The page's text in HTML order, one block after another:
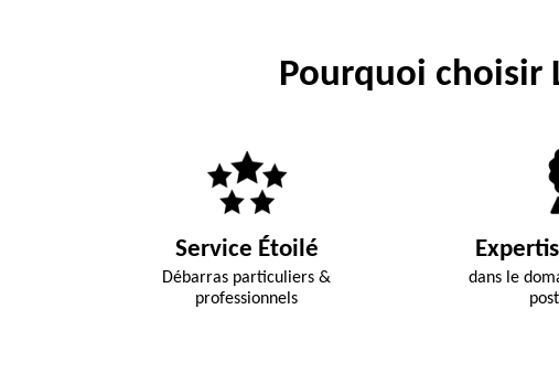
Pourquoi choisir
Service Étoilé
Débarras particuliers &
professionnels
dans le